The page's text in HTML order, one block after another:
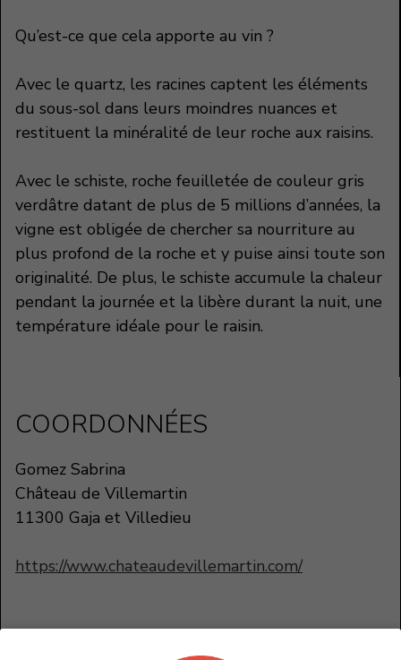
Qu’est-ce que cela apporte au vin ?
Avec le quartz, les racines captent les éléments
du sous-sol dans leurs moindres nuances et
restituent la minéralité de leur roche aux raisins.
Avec le schiste, roche feuilletée de couleur gris
verdâtre datant de plus de 5 millions d’années, la
vigne est obligée de chercher sa nourriture au
plus profond de la roche et y puise ainsi toute son
originalité. De plus, le schiste accumule la chaleur
pendant la journée et la libère durant la nuit, une
température idéale pour le raisin.
COORDONNÉES
Gomez Sabrina
Château de Villemartin
11300 Gaja et Villedieu
https://www.chateaudevillemartin.com/